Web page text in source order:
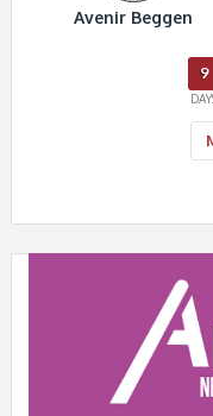
Avenir Beggen
9